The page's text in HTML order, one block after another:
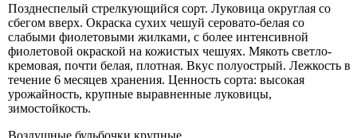
Позднеспелый стрелкующийся сорт. Луковица округлая со
сбегом вверх. Окраска сухих чешуй серовато-белая со
слабыми фиолетовыми жилками, с более интенсивной
фиолетовой окраской на кожистых чешуях. Мякоть светло-
кремовая, почти белая, плотная. Вкус полуострый. Лежкость в
течение 6 месяцев хранения. Ценность сорта: высокая
урожайность, крупные выравненные луковицы,
зимостойкость.
Воздушные бульбочки крупные.